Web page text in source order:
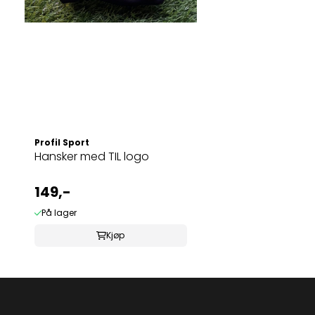
Profil Sport
Hansker med TIL logo
149,-
På lager
Kjøp